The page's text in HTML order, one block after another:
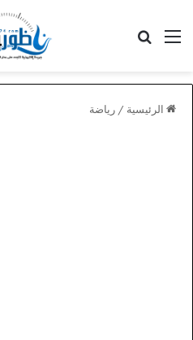
القائمة
الرئيسية / رياضة